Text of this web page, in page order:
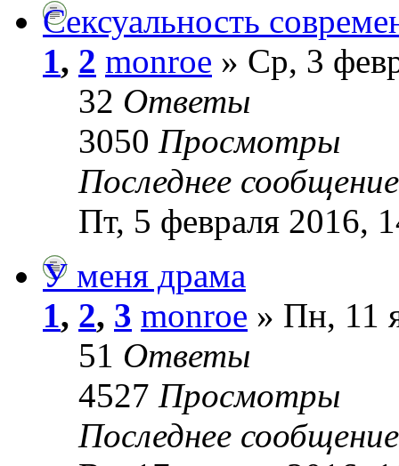
Сексуальность
1, 2 monroe » Ср, 3
32 Ответы
3050 Просмотры
Последнее
Пт, 5 февраля 2016,
У меня драма
1, 2, 3 monroe » Пн, 11
51 Ответы
4527 Просмотры
Последнее